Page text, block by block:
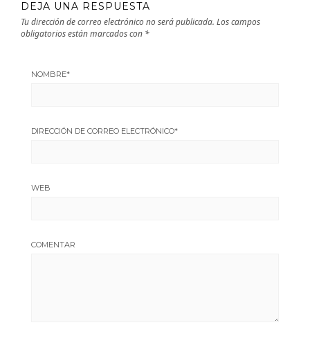
DEJA UNA RESPUESTA
Tu dirección de correo electrónico no será publicada. Los campos
obligatorios están marcados con *
NOMBRE*
DIRECCIÓN DE CORREO ELECTRÓNICO*
WEB
COMENTAR